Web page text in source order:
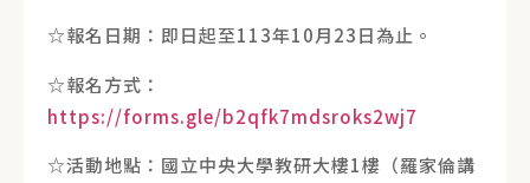
☆報名日期：即日起至113年10月23日為止。
☆報名方式：
https://forms.gle/b2qfk7mdsroks2wj7
☆活動地點：國立中央大學教研大樓1樓（羅家倫講